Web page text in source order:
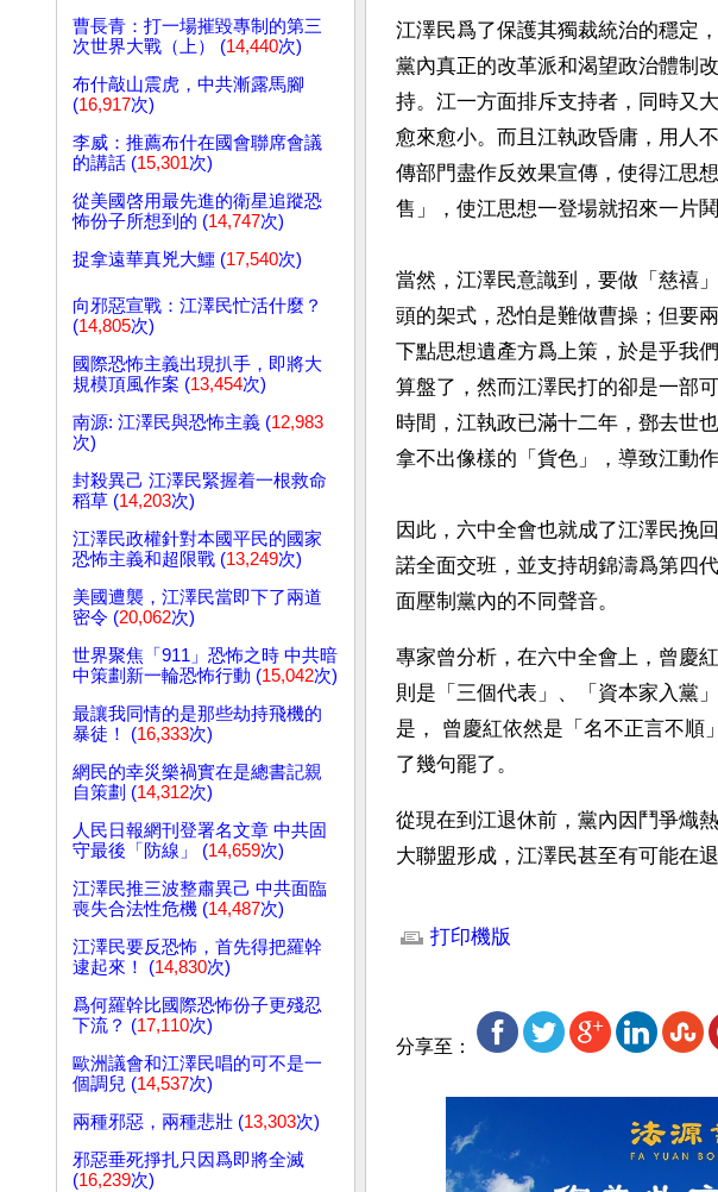
曹長青：打一場摧毀專制的第三
次世界大戰（上） (14,440次)
布什敲山震虎，中共漸露馬腳
(16,917次)
李威：推薦布什在國會聯席會議
的講話 (15,301次)
從美國啓用最先進的衛星追蹤恐
怖份子所想到的 (14,747次)
捉拿遠華真兇大鱷 (17,540次)
向邪惡宣戰：江澤民忙活什麼？
(14,805次)
國際恐怖主義出現扒手，即將大
規模頂風作案 (13,454次)
南源: 江澤民與恐怖主義 (12,983
次)
封殺異己 江澤民緊握着一根救命
稻草 (14,203次)
江澤民政權針對本國平民的國家
恐怖主義和超限戰 (13,249次)
美國遭襲，江澤民當即下了兩道
密令 (20,062次)
世界聚焦「911」恐怖之時 中共暗
中策劃新一輪恐怖行動 (15,042次)
最讓我同情的是那些劫持飛機的
暴徒！ (16,333次)
網民的幸災樂禍實在是總書記親
自策劃 (14,312次)
人民日報網刊登署名文章 中共固
守最後「防線」 (14,659次)
江澤民推三波整肅異己 中共面臨
喪失合法性危機 (14,487次)
江澤民要反恐怖，首先得把羅幹
逮起來！ (14,830次)
爲何羅幹比國際恐怖份子更殘忍
下流？ (17,110次)
歐洲議會和江澤民唱的可不是一
個調兒 (14,537次)
兩種邪惡，兩種悲壯 (13,303次)
邪惡垂死掙扎只因爲即將全滅
(16,239次)
江澤民爲了保護其獨裁統治的穩定
黨內真正的改革派和渴望政治體制
持。江一方面排斥支持者，同時又
愈來愈小。而且江執政昏庸，用人
傳部門盡作反效果宣傳，使得江思
售」，使江思想一登場就招來一片
當然，江澤民意識到，要做「慈禧
頭的架式，恐怕是難做曹操；但要
下點思想遺產方爲上策，於是乎我
算盤了，然而江澤民打的卻是一部
時間，江執政已滿十二年，鄧去世
拿不出像樣的「貨色」，導致江動
因此，六中全會也就成了江澤民挽
諾全面交班，並支持胡錦濤爲第四
面壓制黨內的不同聲音。
專家曾分析，在六中全會上，曾慶
則是「三個代表」、「資本家入黨
是， 曾慶紅依然是「名不正言不順
了幾句罷了。
從現在到江退休前，黨內因鬥爭熾
大聯盟形成，江澤民甚至有可能在
打印機版
分享至：